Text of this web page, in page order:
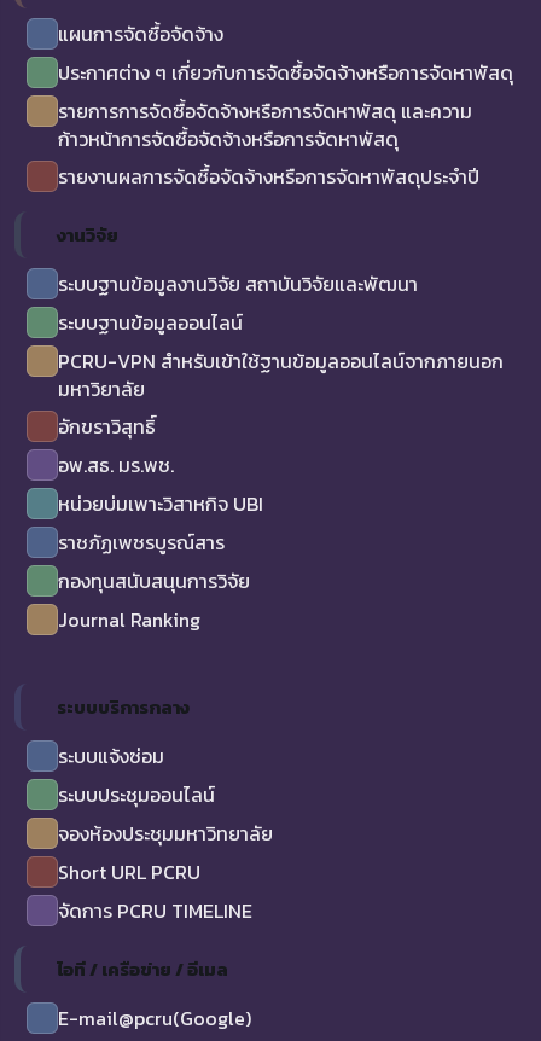
แผนการจัดซื้อจัดจ้าง
ประกาศต่าง ๆ เกี่ยวกับการจัดซื้อจัดจ้างหรือการจัดหาพัสดุ
รายการการจัดซื้อจัดจ้างหรือการจัดหาพัสดุ และความ
ก้าวหน้าการจัดซื้อจัดจ้างหรือการจัดหาพัสดุ
รายงานผลการจัดซื้อจัดจ้างหรือการจัดหาพัสดุประจำปี
งานวิจัย
ระบบฐานข้อมูลงานวิจัย สถาบันวิจัยและพัฒนา
ระบบฐานข้อมูลออนไลน์
PCRU-VPN สำหรับเข้าใช้ฐานข้อมูลออนไลน์จากภายนอก
มหาวิยาลัย
อักขราวิสุทธิ์
อพ.สธ. มร.พช.
หน่วยบ่มเพาะวิสาหกิจ UBI
ราชภัฏเพชรบูรณ์สาร
กองทุนสนับสนุนการวิจัย
Journal Ranking
ระบบบริการกลาง
ระบบแจ้งซ่อม
ระบบประชุมออนไลน์
จองห้องประชุมมหาวิทยาลัย
Short URL PCRU
จัดการ PCRU TIMELINE
ไอที / เครือข่าย / อีเมล
E-mail@pcru(Google)